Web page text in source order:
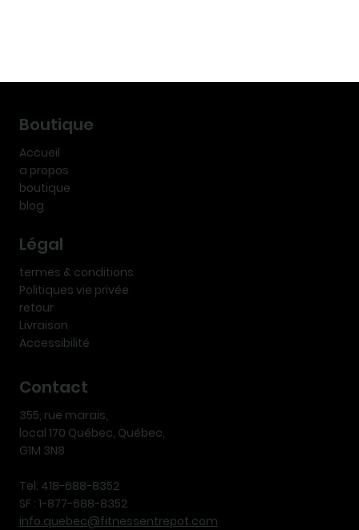
Boutique
Accueil
a propos
boutique
blog
Légal
termes & conditions
Politiques vie privée
retour
Livraison
Accessibilité
Contact
355, rue marais,
local 170 Québec, Québec,
G1M 3N8
Tel: 418-688-8352
SF : 1-877-688-8352
info.quebec@fitnessentrepot.com